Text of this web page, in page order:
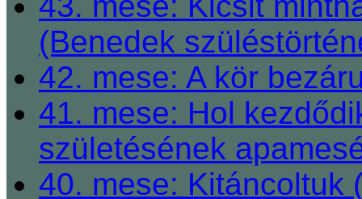
(Benedek
42. mese: A kör
41. mese: Hol
születésének
40. mese: Kitáncoltuk